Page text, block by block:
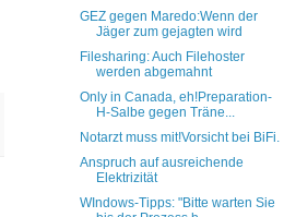
GEZ gegen Maredo:Wenn der
Jäger zum gejagten wird
Filesharing: Auch Filehoster
werden abgemahnt
Only in Canada, eh!Preparation-
H-Salbe gegen Träne...
Notarzt muss mit!Vorsicht bei BiFi.
Anspruch auf ausreichende
Elektrizität
WIndows-Tipps: "Bitte warten Sie